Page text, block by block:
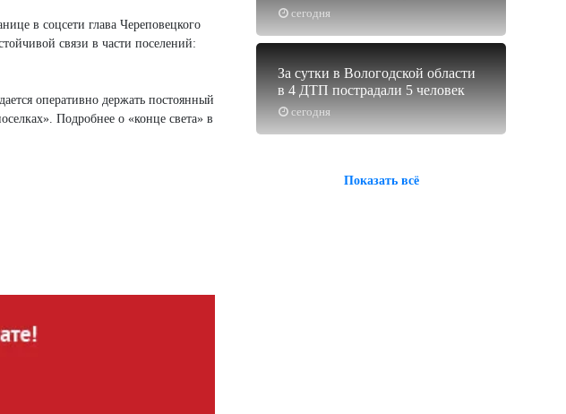
в соцсети глава Череповецкого
связи в части поселений:
оперативно держать постоянный
Подробнее о «конце света» в
сегодня
сегодня
За сутки в Вологодской области
в 4 ДТП пострадали 5 человек
Показать всё